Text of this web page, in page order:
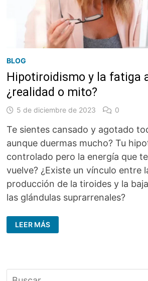
BLOG
Hipotiroidismo y la fatiga
¿realidad o mito?
5 de diciembre de 2023 0
Te sientes cansado y agotado
aunque duermas mucho? Tu
controlado pero la energía que
vuelve? ¿Existe un vínculo entre
producción de la tiroides y la
las glándulas suprarrenales?
HIPOTIROIDISMO
Y
LA
MITO?
LEER MÁS
Buscar: